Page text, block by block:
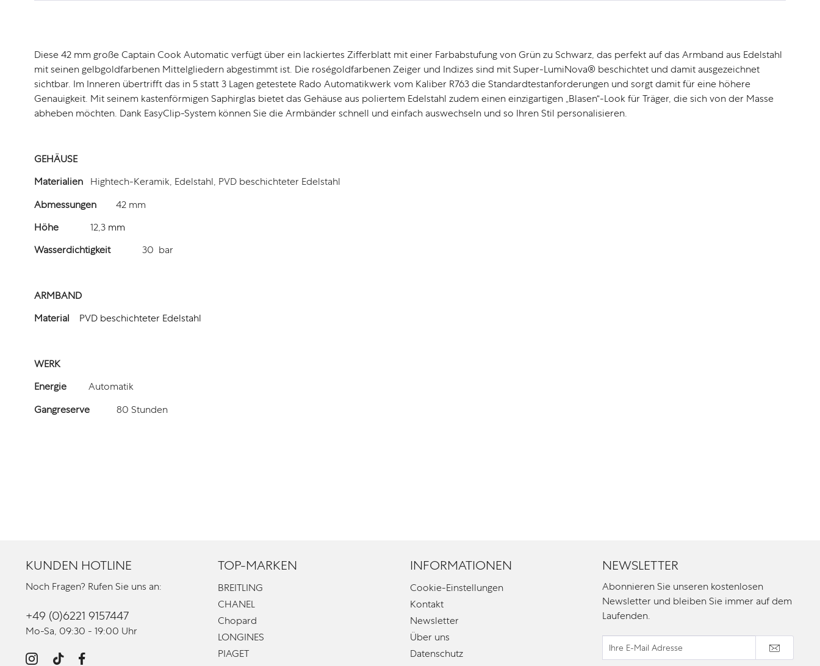
Diese 42 mm große Captain Cook Automatic verfügt über ein lackiertes Zifferblatt mit einer Farbabstufung von Grün zu Schwarz, das perfekt auf das Armband aus Edelstahl
mit seinen gelbgoldfarbenen Mittelgliedern abgestimmt ist. Die roségoldfarbenen Zeiger und Indizes sind mit Super-LumiNova® beschichtet und damit ausgezeichnet
sichtbar. Im Inneren übertrifft das in 5 statt 3 Lagen getestete Rado Automatikwerk vom Kaliber R763 die Standardtestanforderungen und sorgt damit für eine höhere
Genauigkeit. Mit seinem kastenförmigen Saphirglas bietet das Gehäuse aus poliertem Edelstahl zudem einen einzigartigen „Blasen“-Look für Träger, die sich von der Masse
abheben möchten. Dank EasyClip-System können Sie die Armbänder schnell und einfach auswechseln und so Ihren Stil personalisieren.
GEHÄUSE
Materialien
Hightech-Keramik, Edelstahl, PVD beschichteter Edelstahl
Abmessungen
42 mm
Höhe
12,3 mm
Wasserdichtigkeit
30 bar
ARMBAND
Material
PVD beschichteter Edelstahl
WERK
Energie
Automatik
Gangreserve
80 Stunden
KUNDEN HOTLINE
Noch Fragen? Rufen Sie uns an:
+49 (0)6221 9157447
Mo-Sa, 09:30 - 19:00 Uhr
TOP-MARKEN
BREITLING
CHANEL
Chopard
LONGINES
PIAGET
INFORMATIONEN
Cookie-Einstellungen
Kontakt
Newsletter
Über uns
Datenschutz
NEWSLETTER
Abonnieren Sie unseren kostenlosen
Newsletter und bleiben Sie immer auf dem
Laufenden.